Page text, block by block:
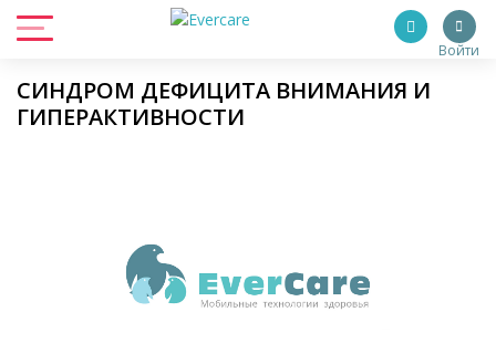
Войти
СИНДРОМ ДЕФИЦИТА ВНИМАНИЯ И
ГИПЕРАКТИВНОСТИ